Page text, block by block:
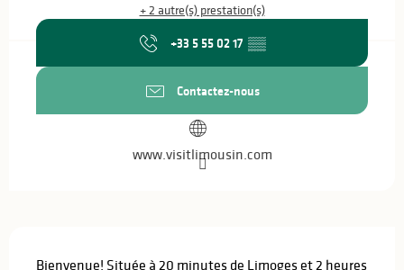
+ 2 autre(s) prestation(s)
+33 5 55 02 17 ▒▒
Contactez-nous
www.visitlimousin.com
Bienvenue! Située à 20 minutes de Limoges et 2 heures